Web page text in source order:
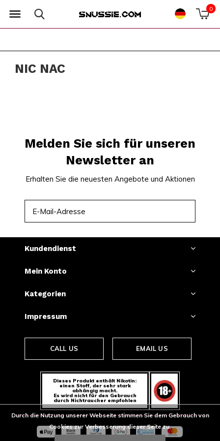
0
NIC NAC
Melden Sie sich für unseren
Newsletter an
Erhalten Sie die neuesten Angebote und Aktionen
Kundendienst
Mein Konto
Kategorien
Impressum
CALL US EMAIL US
Dieses Produkt enthält Nikotin:
einen Stoff, der sehr stark
abhängig macht.
Es wird nicht für den Gebrauch
durch Nichtraucher empfohlen
Durch die Nutzung unserer Webseite stimmen Sie dem Gebrauch von
Cookies zur Verbesserung dieser Seite zu.